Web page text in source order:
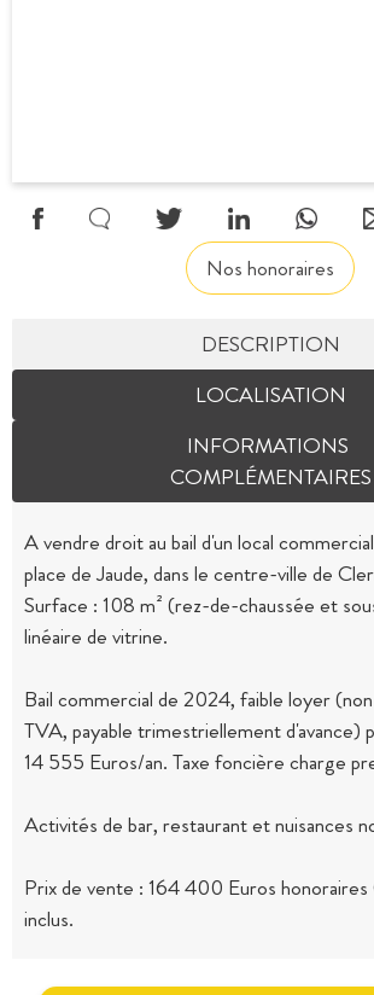
Nos honoraires
DESCRIPTION
LOCALISATION
INFORMATIONS
COMPLÉMENTAIRES
A vendre droit au bail d'un local
place de Jaude, dans le centre-ville de
Surface : 108 m² (rez-de-chaussée et
linéaire de vitrine.
Bail commercial de 2024, faible loyer
TVA, payable trimestriellement d'avance)
14 555 Euros/an. Taxe foncière charge
Activités de bar, restaurant et nuisances
Prix de vente : 164 400 Euros
inclus.